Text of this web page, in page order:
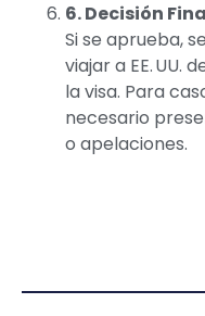
6. Decisión
Si se aprueba,
viajar a EE. UU.
la visa. Para
necesario
o apelaciones.